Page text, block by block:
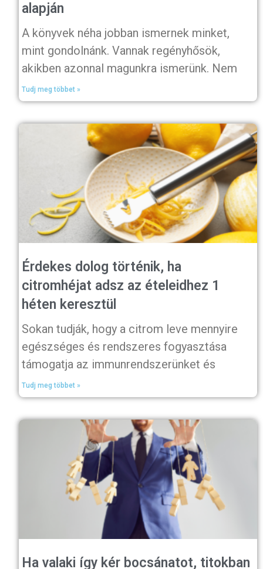
alapján
A könyvek néha jobban ismernek minket,
mint gondolnánk. Vannak regényhősök,
akikben azonnal magunkra ismerünk. Nem
Tudj meg többet »
Érdekes dolog történik, ha
citromhéjat adsz az ételeidhez 1
héten keresztül
Sokan tudják, hogy a citrom leve mennyire
egészséges és rendszeres fogyasztása
támogatja az immunrendszerünket és
Tudj meg többet »
Ha valaki így kér bocsánatot, titokban